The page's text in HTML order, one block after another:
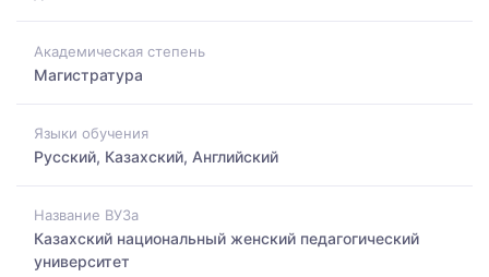
Академическая степень
Магистратура
Языки обучения
Русский, Казахский, Английский
Название ВУЗа
Казахский национальный женский педагогический
университет